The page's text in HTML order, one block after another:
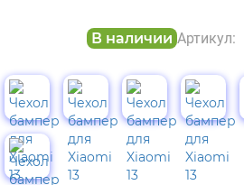
В наличии Артикул: